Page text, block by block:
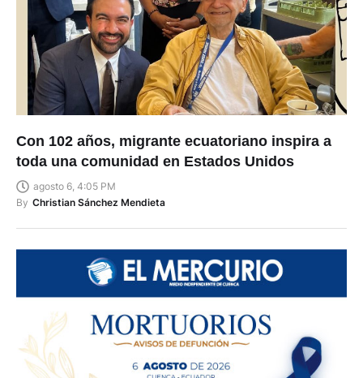
Con 102 años, migrante ecuatoriano inspira a
toda una comunidad en Estados Unidos
agosto 6, 4:05 PM
By Christian Sánchez Mendieta